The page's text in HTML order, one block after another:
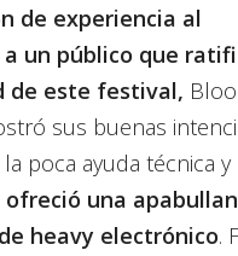
de experiencia al
un público que
de este festival,
sus buenas
poca ayuda técnica y
ofreció una
heavy electrónico.